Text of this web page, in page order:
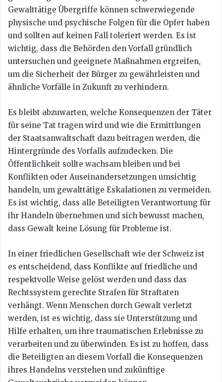
Gewalttätige Übergriffe können schwerwiegende
physische und psychische Folgen für die Opfer haben
und sollten auf keinen Fall toleriert werden. Es ist
wichtig, dass die Behörden den Vorfall gründlich
untersuchen und geeignete Maßnahmen ergreifen,
um die Sicherheit der Bürger zu gewährleisten und
ähnliche Vorfälle in Zukunft zu verhindern.
Es bleibt abzuwarten, welche Konsequenzen der Täter
für seine Tat tragen wird und wie die Ermittlungen
der Staatsanwaltschaft dazu beitragen werden, die
Hintergründe des Vorfalls aufzudecken. Die
Öffentlichkeit sollte wachsam bleiben und bei
Konflikten oder Auseinandersetzungen umsichtig
handeln, um gewalttätige Eskalationen zu vermeiden.
Es ist wichtig, dass alle Beteiligten Verantwortung für
ihr Handeln übernehmen und sich bewusst machen,
dass Gewalt keine Lösung für Probleme ist.
In einer friedlichen Gesellschaft wie der Schweiz ist
es entscheidend, dass Konflikte auf friedliche und
respektvolle Weise gelöst werden und dass das
Rechtssystem gerechte Strafen für Straftaten
verhängt. Wenn Menschen durch Gewalt verletzt
werden, ist es wichtig, dass sie Unterstützung und
Hilfe erhalten, um ihre traumatischen Erlebnisse zu
verarbeiten und zu überwinden. Es ist zu hoffen, dass
die Beteiligten an diesem Vorfall die Konsequenzen
ihres Handelns verstehen und zukünftige